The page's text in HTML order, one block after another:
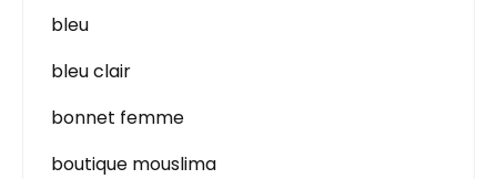
bleu
bleu clair
bonnet femme
boutique mouslima